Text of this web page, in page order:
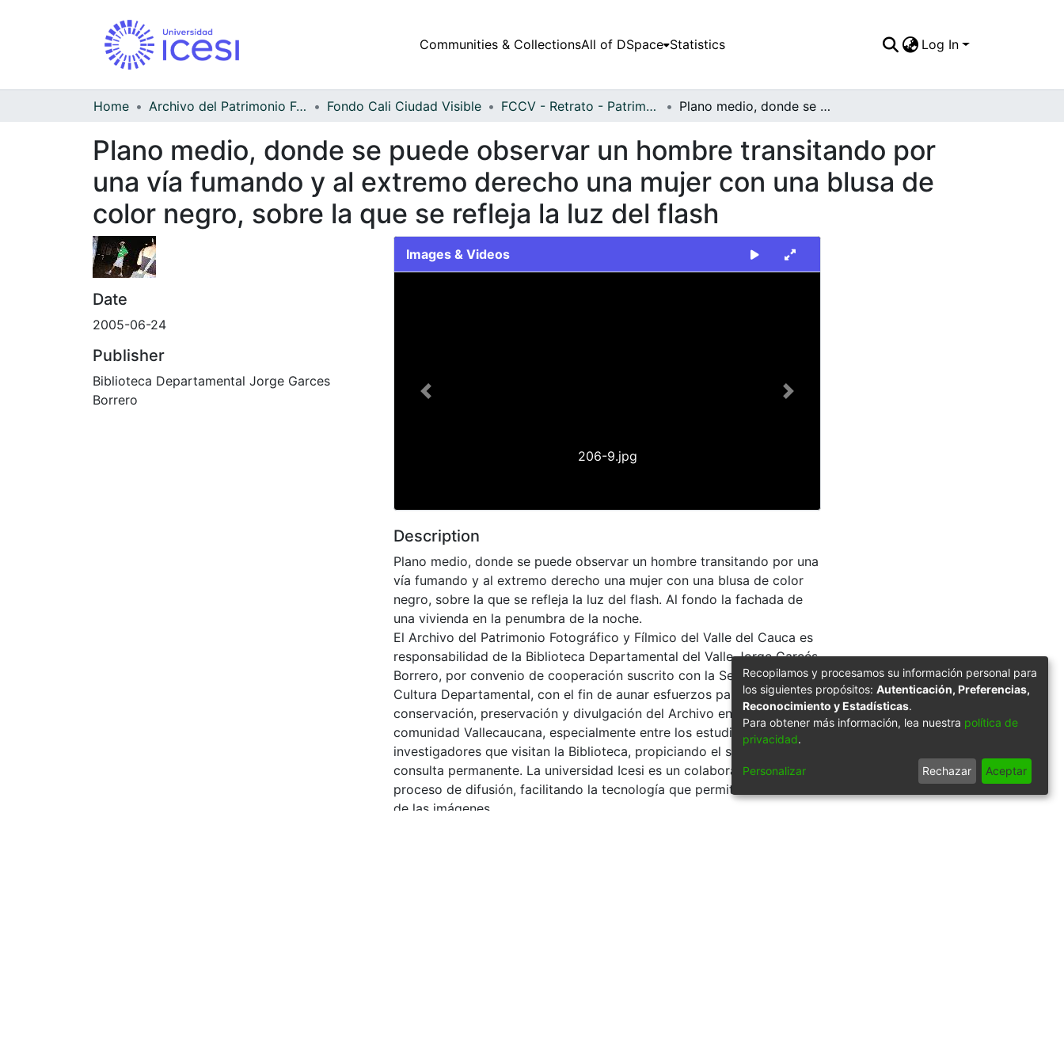
Communities & CollectionsAll of DSpace Statistics Log In
Home Archivo del Patrimonio Fotográfico y Fílmico del Valle del Cauca Fondo Cali Ciudad Visible FCCV - Retrato - Patrimonial Plano medio, donde se puede observar un hombre transitando por una vía fumando y al extremo derecho una mujer con una blusa de color negro, sobre la que se refleja la luz del flash
Plano medio, donde se puede observar un hombre transitando por
una vía fumando y al extremo derecho una mujer con una blusa de
color negro, sobre la que se refleja la luz del flash
Date
2005-06-24
Publisher
Biblioteca Departamental Jorge Garces
Borrero
Images & Videos
206-9.jpg
Previous Next
Description
Plano medio, donde se puede observar un hombre transitando por una
vía fumando y al extremo derecho una mujer con una blusa de color
negro, sobre la que se refleja la luz del flash. Al fondo la fachada de
una vivienda en la penumbra de la noche.
El Archivo del Patrimonio Fotográfico y Fílmico del Valle del Cauca es
responsabilidad de la Biblioteca Departamental del Valle Jorge Garcés
Borrero, por convenio de cooperación suscrito con la Secretaria del
Cultura Departamental, con el fin de aunar esfuerzos para su
conservación, preservación y divulgación del Archivo entre la
comunidad Vallecaucana, especialmente entre los estudiantes e
investigadores que visitan la Biblioteca, propiciando el su uso y
consulta permanente. La universidad Icesi es un colaborador en el
proceso de difusión, facilitando la tecnología que permite la consulta
de las imágenes.
Recopilamos y procesamos su información personal para
los siguientes propósitos: Autenticación, Preferencias,
Reconocimiento y Estadísticas.
Para obtener más información, lea nuestra política de
privacidad.
Personalizar Rechazar Aceptar